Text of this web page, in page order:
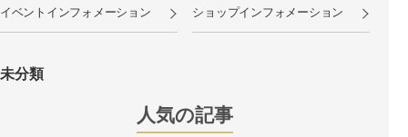
イベントインフォメーション ショップインフォメーション
未分類
人気の記事